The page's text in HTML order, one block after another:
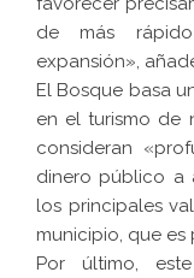
de más
expansión»,
El Bosque basa
en el turismo de
consideran
dinero público a
los principales
municipio, que es
Por último,